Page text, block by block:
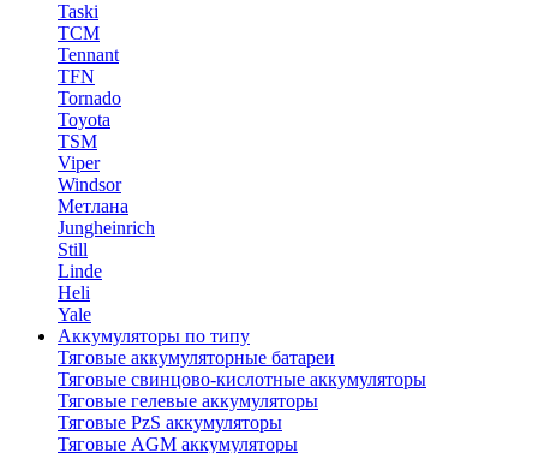
Taski
TCM
Tennant
TFN
Tornado
Toyota
TSM
Viper
Windsor
Метлана
Jungheinrich
Still
Linde
Heli
Yale
Аккумуляторы по типу
Тяговые аккумуляторные батареи
Тяговые свинцово-кислотные аккумуляторы
Тяговые гелевые аккумуляторы
Тяговые PzS аккумуляторы
Тяговые AGM аккумуляторы